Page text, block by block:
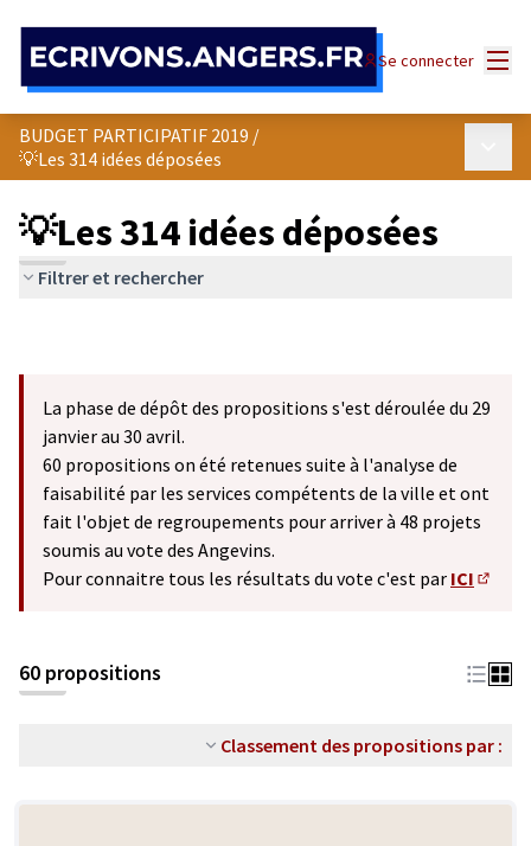
Se connecter
BUDGET PARTICIPATIF 2019 /
💡Les 314 idées déposées
💡Les 314 idées déposées
Filtrer et rechercher
La phase de dépôt des propositions s'est déroulée du 29
janvier au 30 avril.
60 propositions on été retenues suite à l'analyse de
faisabilité par les services compétents de la ville et ont
fait l'objet de regroupements pour arriver à 48 projets
soumis au vote des Angevins.
Pour connaitre tous les résultats du vote c'est par ICI
60 propositions
Classement des propositions par :